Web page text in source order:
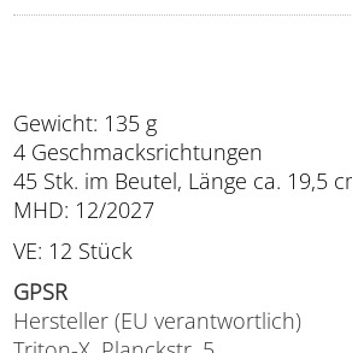
Gewicht: 135 g
4 Geschmacksrichtungen
45 Stk. im Beutel, Länge ca. 19,5
MHD: 12/2027
VE: 12 Stück
GPSR
Hersteller (EU verantwortlich)